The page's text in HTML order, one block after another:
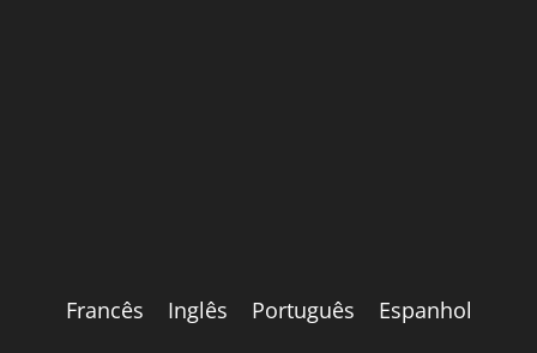
Francês Inglês Português Espanhol